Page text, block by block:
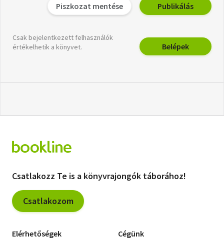
Piszkozat mentése Publikálás
Csak bejelentkezett felhasználók
értékelhetik a könyvet.
Belépek
Csatlakozz Te is a könyvrajongók táborához!
Csatlakozom
Elérhetőségek Cégünk